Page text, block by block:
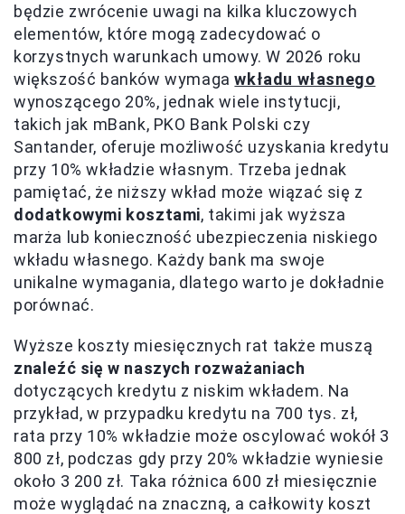
będzie zwrócenie uwagi na kilka kluczowych
elementów, które mogą zadecydować o
korzystnych warunkach umowy. W 2026 roku
większość banków wymagawkładu własnego
wynoszącego 20%, jednak wiele instytucji,
takich jak mBank, PKO Bank Polski czy
Santander, oferuje możliwość uzyskania kredytu
przy 10% wkładzie własnym. Trzeba jednak
pamiętać, że niższy wkład może wiązać się z
dodatkowymi kosztami, takimi jak wyższa
marża lub konieczność ubezpieczenia niskiego
wkładu własnego. Każdy bank ma swoje
unikalne wymagania, dlatego warto je dokładnie
porównać.
Wyższe koszty miesięcznych rat także muszą
znaleźć się w naszych rozważaniach
dotyczących kredytu z niskim wkładem. Na
przykład, w przypadku kredytu na 700 tys. zł,
rata przy 10% wkładzie może oscylować wokół 3
800 zł, podczas gdy przy 20% wkładzie wyniesie
około 3 200 zł. Taka różnica 600 zł miesięcznie
może wyglądać na znaczną, a całkowity koszt